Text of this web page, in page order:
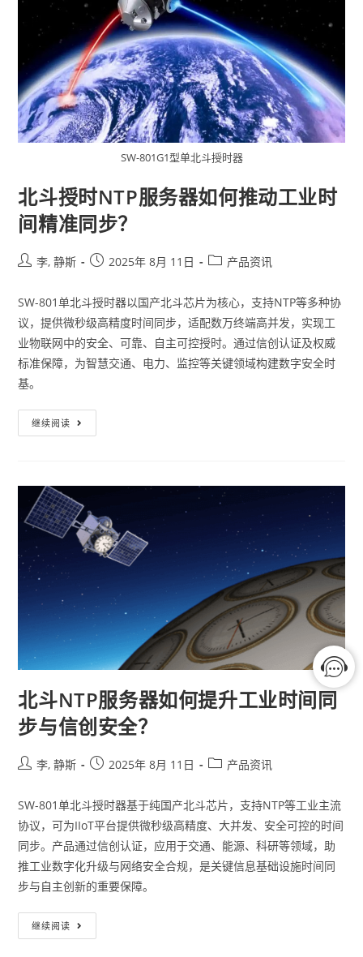
SW-801G1型单北斗授时器
北斗授时NTP服务器如何推动工业时
间精准同步？
李, 静斯 2025年 8月 11日 产品资讯
SW-801单北斗授时器以国产北斗芯片为核心，支持NTP等多种协
议，提供微秒级高精度时间同步，适配数万终端高并发，实现工
业物联网中的安全、可靠、自主可控授时。通过信创认证及权威
标准保障，为智慧交通、电力、监控等关键领域构建数字安全时
基。
继续阅读
北斗NTP服务器如何提升工业时间同
步与信创安全？
李, 静斯 2025年 8月 11日 产品资讯
SW-801单北斗授时器基于纯国产北斗芯片，支持NTP等工业主流
协议，可为IIoT平台提供微秒级高精度、大并发、安全可控的时间
同步。产品通过信创认证，应用于交通、能源、科研等领域，助
推工业数字化升级与网络安全合规，是关键信息基础设施时间同
步与自主创新的重要保障。
继续阅读